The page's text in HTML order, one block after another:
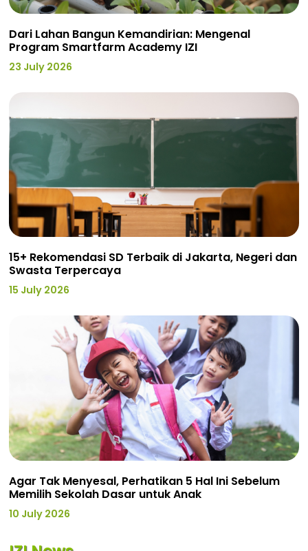
Dari Lahan Bangun Kemandirian: Mengenal
Program Smartfarm Academy IZI
23 July 2026
15+ Rekomendasi SD Terbaik di Jakarta, Negeri dan
Swasta Terpercaya
15 July 2026
Agar Tak Menyesal, Perhatikan 5 Hal Ini Sebelum
Memilih Sekolah Dasar untuk Anak
10 July 2026